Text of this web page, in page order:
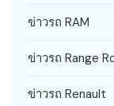
ข่าวรถ RAM
ข่าวรถ Range
ข่าวรถ Renault